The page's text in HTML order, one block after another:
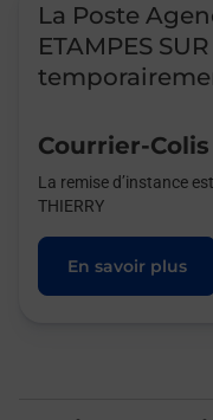
La Poste
ETAMPES
Courrier-Colis
La remise d’instance
THIERRY
En savoir plus